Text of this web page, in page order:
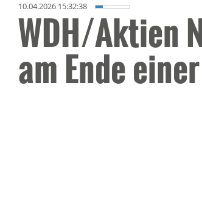
10.04.2026 15:32:38
WDH/Aktien
am Ende